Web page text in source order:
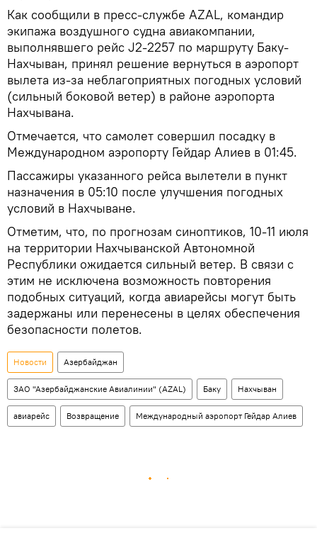
Как сообщили в пресс-службе AZAL, командир
экипажа воздушного судна авиакомпании,
выполнявшего рейс J2-2257 по маршруту Баку-
Нахчыван, принял решение вернуться в аэропорт
вылета из-за неблагоприятных погодных условий
(сильный боковой ветер) в районе аэропорта
Нахчывана.
Отмечается, что самолет совершил посадку в
Международном аэропорту Гейдар Алиев в 01:45.
Пассажиры указанного рейса вылетели в пункт
назначения в 05:10 после улучшения погодных
условий в Нахчыване.
Отметим, что, по прогнозам синоптиков, 10-11 июля
на территории Нахчыванской Автономной
Республики ожидается сильный ветер. В связи с
этим не исключена возможность повторения
подобных ситуаций, когда авиарейсы могут быть
задержаны или перенесены в целях обеспечения
безопасности полетов.
Новости Азербайджан
ЗАО "Азербайджанские Авиалинии" (AZAL) Баку Нахчыван
авиарейс Возвращение Международный аэропорт Гейдар Алиев